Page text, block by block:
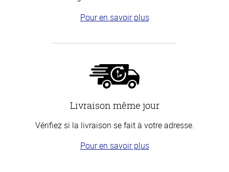
Pour en savoir plus
Livraison même jour
Vérifiez si la livraison se fait à votre adresse.
Pour en savoir plus